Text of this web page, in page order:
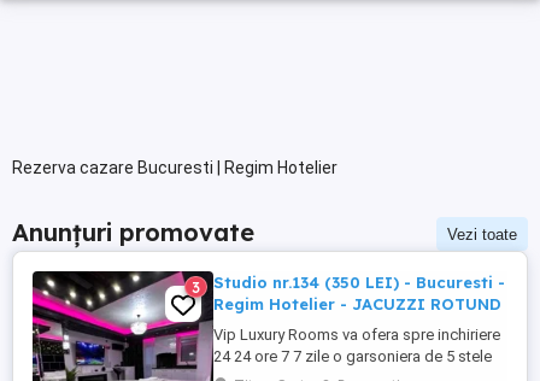
Rezerva cazare Bucuresti | Regim Hotelier
Anunțuri promovate Vezi toate
3
Studio nr.134 (350 LEI) - Bucuresti -
Regim Hotelier - JACUZZI ROTUND
Vip Luxury Rooms va ofera spre inchiriere
24 24 ore 7 7 zile o garsoniera de 5 stele